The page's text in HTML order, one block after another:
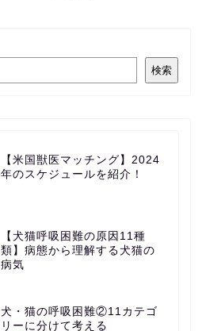
検索
【米国獣医マッチング】2024
年のスケジュールを紹介！
【犬猫呼吸困難の原因11種
類】病態から理解する犬猫の
病気
犬・猫の呼吸困難②11カテゴ
リーに分けて考える